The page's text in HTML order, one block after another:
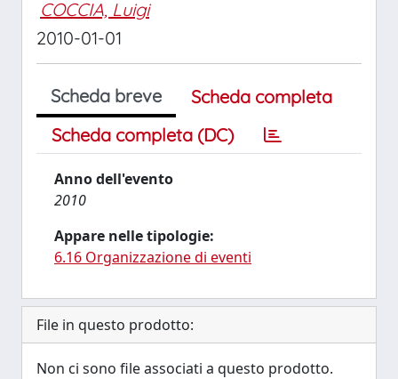
COCCIA, Luigi
2010-01-01
Scheda breve
Scheda completa
Scheda completa (DC)
Anno dell'evento
2010
Appare nelle tipologie:
6.16 Organizzazione di eventi
File in questo prodotto:
Non ci sono file associati a questo prodotto.